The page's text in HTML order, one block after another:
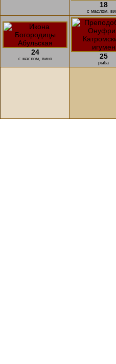
18
с маслом,
24
с маслом, вино 25
рыба